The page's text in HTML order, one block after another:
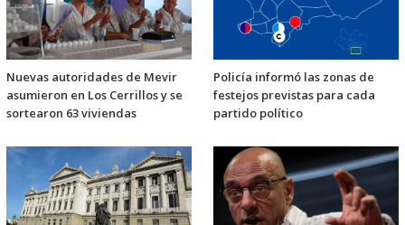
Nuevas autoridades de Mevir
asumieron en Los Cerrillos y se
sortearon 63 viviendas
Policía informó las zonas de
festejos previstas para cada
partido político